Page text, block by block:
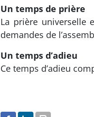
Un temps de prière
La prière universelle
demandes de
Un temps d’adieu
Ce temps d’adieu